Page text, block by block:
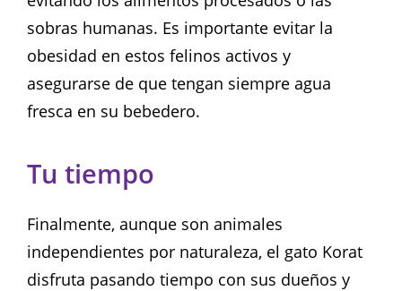
sobras humanas. Es importante evitar la
obesidad en estos felinos activos y
asegurarse de que tengan siempre agua
fresca en su bebedero.
Tu tiempo
Finalmente, aunque son animales
independientes por naturaleza, el gato Korat
disfruta pasando tiempo con sus dueños y